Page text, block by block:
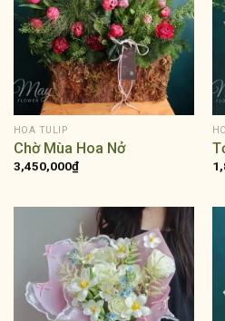
HOA TULIP
Chờ Mùa Hoa Nở
3,450,000₫